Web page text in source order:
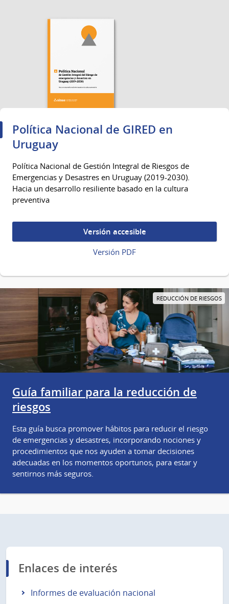
Política Nacional de GIRED en
Uruguay
Política Nacional de Gestión Integral de Riesgos de
Emergencias y Desastres en Uruguay (2019-2030).
Hacia un desarrollo resiliente basado en la cultura
preventiva
Versión accesible
Versión PDF
REDUCCIÓN DE RIESGOS
Guía familiar para la reducción de
riesgos
Esta guía busca promover hábitos para reducir el riesgo
de emergencias y desastres, incorporando nociones y
procedimientos que nos ayuden a tomar decisiones
adecuadas en los momentos oportunos, para estar y
sentirnos más seguros.
Enlaces de interés
Informes de evaluación nacional